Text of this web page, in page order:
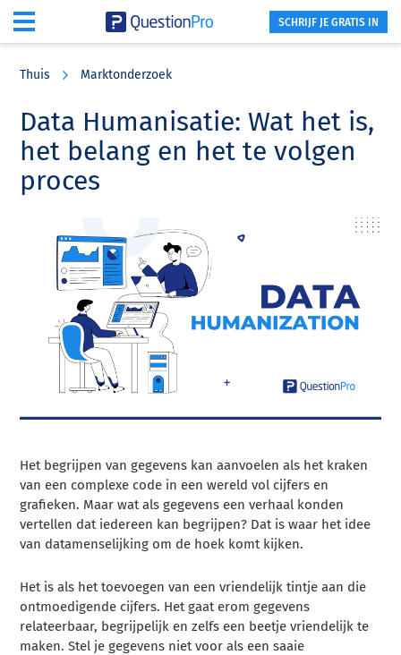
content
sidebar
SCHRIJF JE GRATIS IN
Thuis Marktonderzoek
Data Humanisatie: Wat het is,
het belang en het te volgen
proces
Het begrijpen van gegevens kan aanvoelen als het kraken
van een complexe code in een wereld vol cijfers en
grafieken. Maar wat als gegevens een verhaal konden
vertellen dat iedereen kan begrijpen? Dat is waar het idee
van datamenselijking om de hoek komt kijken.
Het is als het toevoegen van een vriendelijk tintje aan die
ontmoedigende cijfers. Het gaat erom gegevens
relateerbaar, begrijpelijk en zelfs een beetje vriendelijk te
maken. Stel je gegevens niet voor als een saaie